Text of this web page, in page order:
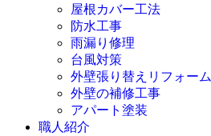
屋根カバー工法
防水工事
雨漏り修理
台風対策
外壁張り替えリフォーム
外壁の補修工事
アパート塗装
職人紹介